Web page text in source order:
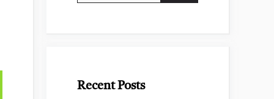
Recent Posts